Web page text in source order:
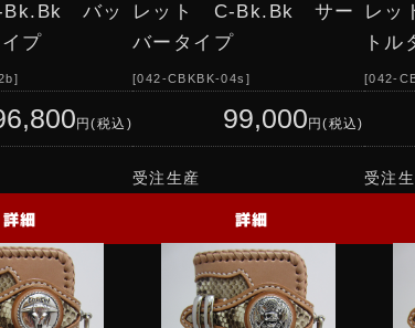
バッ
プ
円(税込)
詳細
レット C-Bk.Bk サー
バータイプ
042-CBKBK-04s
99,000 円(税込)
受注生産
詳細
レ
トル
042-
受注